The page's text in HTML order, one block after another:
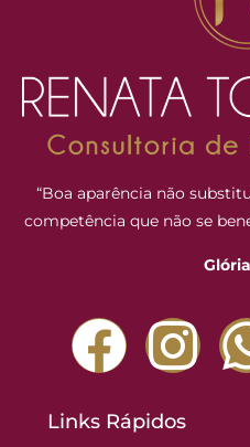
“Boa aparência não
competência que não se
Links Rápidos